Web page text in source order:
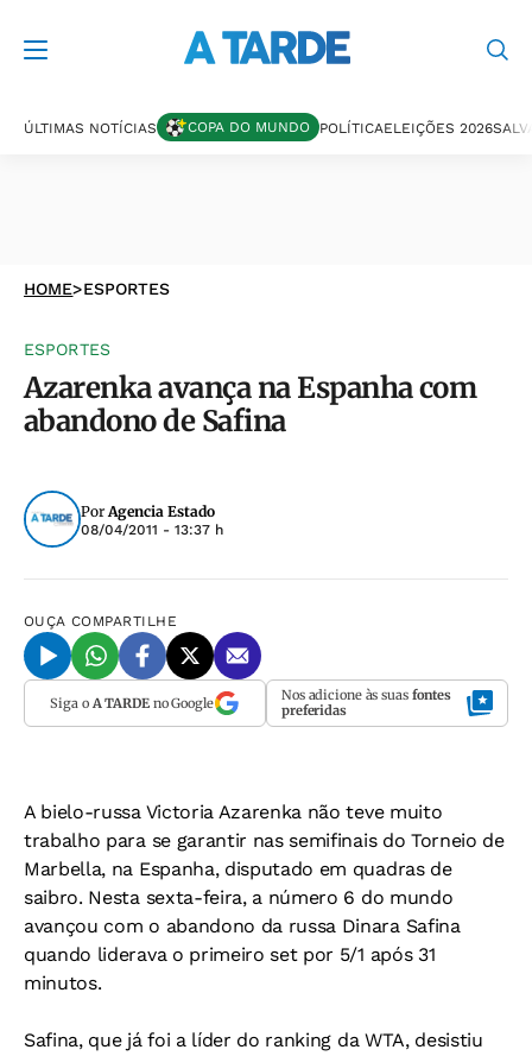
ÚLTIMAS NOTÍCIAS COPA DO MUNDO POLÍTICAELEIÇÕES 2026
HOME>ESPORTES
ESPORTES
Azarenka avança na Espanha com
abandono de Safina
PorAgencia Estado
08/04/2011 - 13:37 h
OUÇA COMPARTILHE
Siga o A TARDEno Google Nos adicione às suas fontes
preferidas
A bielo-russa Victoria Azarenka não teve muito
trabalho para se garantir nas semifinais do Torneio de
Marbella, na Espanha, disputado em quadras de
saibro. Nesta sexta-feira, a número 6 do mundo
avançou com o abandono da russa Dinara Safina
quando liderava o primeiro set por 5/1 após 31
minutos.
Safina, que já foi a líder do ranking da WTA, desistiu